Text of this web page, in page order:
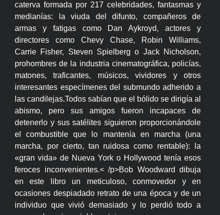
caterva formada por 217 celebridades, fantasmas y
medianías: la viuda del difunto, compañeros de
armas y fatigas como Dan Aykroyd, actores y
directores como Chevy Chase, Robin Williams,
Carrie Fisher, Steven Spielberg o Jack Nicholson,
prohombres de la industria cinematográfica, policías,
matones, traficantes, músicos, vividores y otros
interesantes especímenes del submundo adherido a
las candilejas.Todos sabían que el bólido se dirigía al
abismo, pero sus amigos fueron incapaces de
detenerlo y sus satélites siguieron proporcionándole
el combustible que lo mantenía en marcha (una
marcha, por cierto, tan ruidosa como rentable): la
«gran vida» de Nueva York o Hollywood tenía esos
feroces inconvenientes.< /p>Bob Woodward dibuja
en este libro un meticuloso, conmovedor y en
ocasiones despiadado retrato de una época y de un
individuo que vivió demasiado y lo perdió todo a